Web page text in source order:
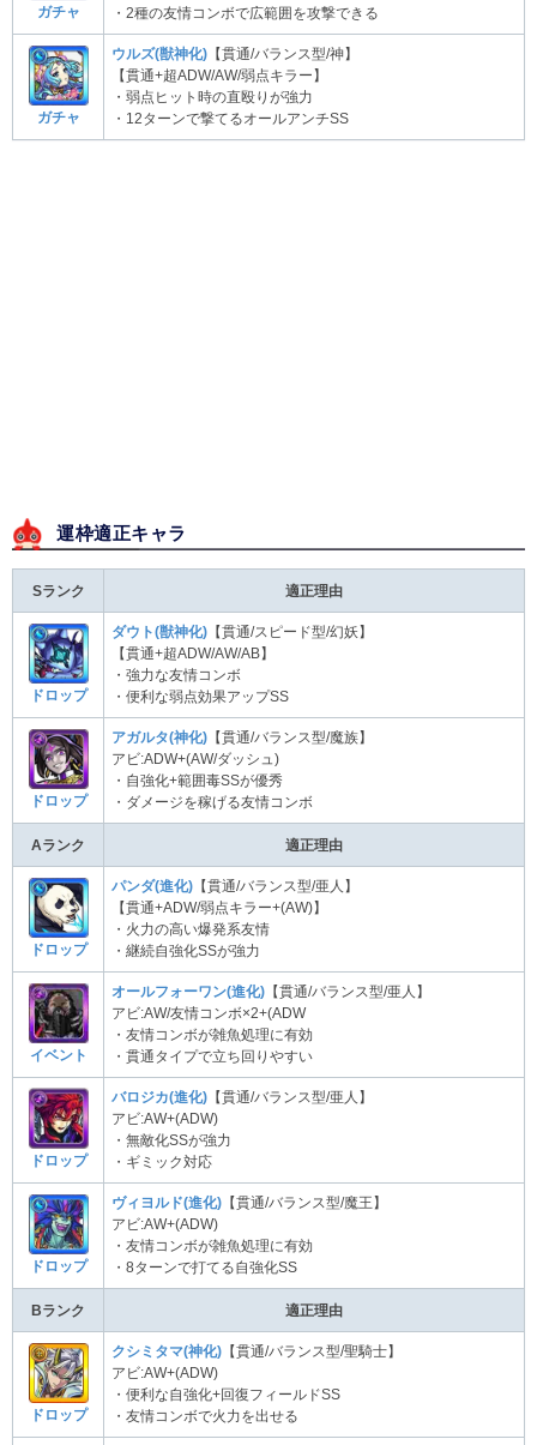
ガチャ
・2種の友情コンボで広範囲を攻撃できる
ガチャ
ウルズ(獣神化) 【貫通/バランス型/神】
【貫通+超ADW/AW/弱点キラー】
・弱点ヒット時の直殴りが強力
・12ターンで撃てるオールアンチSS
運枠適正キャラ
Sランク 適正理由
ドロップ
ダウト(獣神化) 【貫通/スピード型/幻妖】
【貫通+超ADW/AW/AB】
・強力な友情コンボ
・便利な弱点効果アップSS
ドロップ
アガルタ(神化) 【貫通/バランス型/魔族】
アビ:ADW+(AW/ダッシュ)
・自強化+範囲毒SSが優秀
・ダメージを稼げる友情コンボ
Aランク 適正理由
ドロップ
パンダ(進化) 【貫通/バランス型/亜人】
【貫通+ADW/弱点キラー+(AW)】
・火力の高い爆発系友情
・継続自強化SSが強力
イベント
オールフォーワン(進化) 【貫通/バランス型/亜人】
アビ:AW/友情コンボ×2+(ADW
・友情コンボが雑魚処理に有効
・貫通タイプで立ち回りやすい
ドロップ
バロジカ(進化) 【貫通/バランス型/亜人】
アビ:AW+(ADW)
・無敵化SSが強力
・ギミック対応
ドロップ
ヴィヨルド(進化) 【貫通/バランス型/魔王】
アビ:AW+(ADW)
・友情コンボが雑魚処理に有効
・8ターンで打てる自強化SS
Bランク 適正理由
ドロップ
クシミタマ(神化) 【貫通/バランス型/聖騎士】
アビ:AW+(ADW)
・便利な自強化+回復フィールドSS
・友情コンボで火力を出せる